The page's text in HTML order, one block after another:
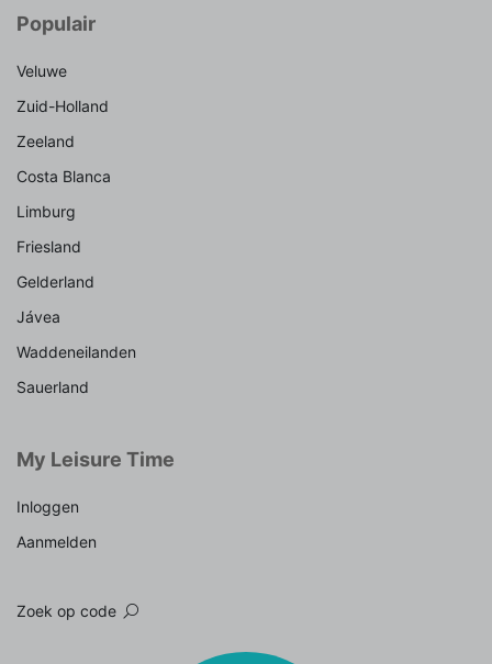
Populair
Veluwe
Zuid-Holland
Zeeland
Costa Blanca
Limburg
Friesland
Gelderland
Jávea
Waddeneilanden
Sauerland
My Leisure Time
Inloggen
Aanmelden
Zoek op code